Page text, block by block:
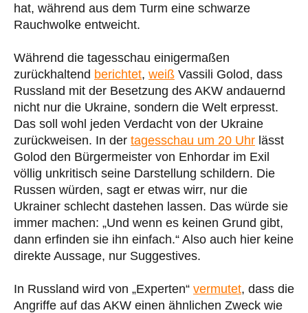
hat, während aus dem Turm eine schwarze
Rauchwolke entweicht.
Während die tagesschau einigermaßen
zurückhaltend berichtet, weiß Vassili Golod, dass
Russland mit der Besetzung des AKW andauernd
nicht nur die Ukraine, sondern die Welt erpresst.
Das soll wohl jeden Verdacht von der Ukraine
zurückweisen. In der tagesschau um 20 Uhr lässt
Golod den Bürgermeister von Enhordar im Exil
völlig unkritisch seine Darstellung schildern. Die
Russen würden, sagt er etwas wirr, nur die
Ukrainer schlecht dastehen lassen. Das würde sie
immer machen: „Und wenn es keinen Grund gibt,
dann erfinden sie ihn einfach.“ Also auch hier keine
direkte Aussage, nur Suggestives.
In Russland wird von „Experten“ vermutet, dass die
Angriffe auf das AKW einen ähnlichen Zweck wie